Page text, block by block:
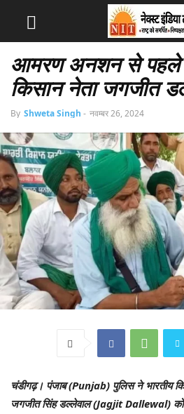
आमरण अनशन से पहले
किसान नेता जगजीत
By Shweta Singh - नवम्बर 26, 2024
चंडीगढ़। पंजाब (Punjab) पुलिस ने भारतीय
जगजीत सिंह डल्लेवाल (Jagjit Dallewal) को